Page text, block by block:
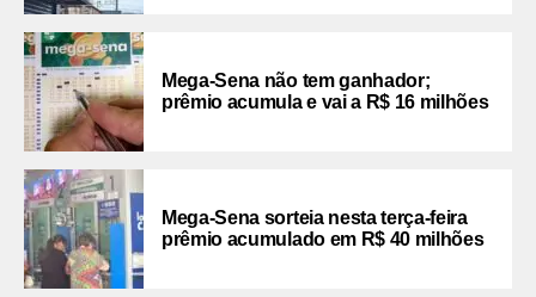
Mega-Sena não tem ganhador;
prêmio acumula e vai a R$ 16 milhões
Mega-Sena sorteia nesta terça-feira
prêmio acumulado em R$ 40 milhões